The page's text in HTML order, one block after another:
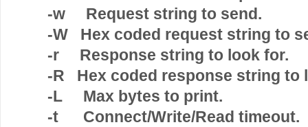
-w Request string to send.
-W Hex coded request string to
-r Response string to look for.
-R Hex coded response string to
-L Max bytes to print.
-t Connect/Write/Read timeout.